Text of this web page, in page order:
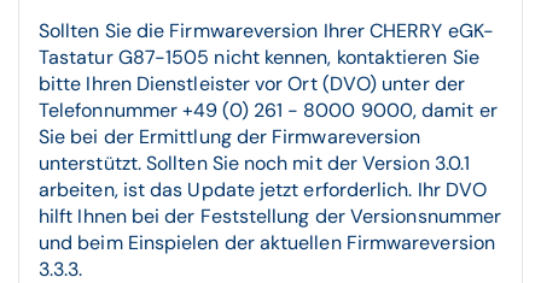
Sollten Sie die Firmwareversion Ihrer CHERRY eGK-
Tastatur G87-1505 nicht kennen, kontaktieren Sie
bitte Ihren Dienstleister vor Ort (DVO) unter der
Telefonnummer +49 (0) 261 - 8000 9000, damit er
Sie bei der Ermittlung der Firmwareversion
unterstützt. Sollten Sie noch mit der Version 3.0.1
arbeiten, ist das Update jetzt erforderlich. Ihr DVO
hilft Ihnen bei der Feststellung der Versionsnummer
und beim Einspielen der aktuellen Firmwareversion
3.3.3.